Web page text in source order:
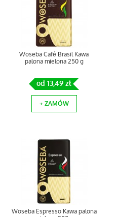
Woseba Café Brasil Kawa
palona mielona 250 g
od 13,49 zł
+ ZAMÓW
Woseba Espresso Kawa palona